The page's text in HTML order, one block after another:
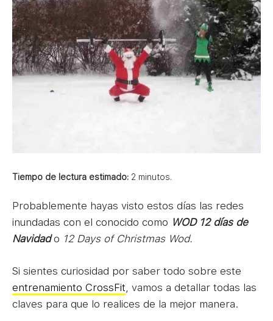
Tiempo de lectura estimado: 2 minutos.
Probablemente hayas visto estos días las redes
inundadas con el conocido como WOD 12 días de
Navidado 12 Days of Christmas Wod.
Si sientes curiosidad por saber todo sobre este
entrenamiento CrossFit, vamos a detallar todas las
claves para que lo realices de la mejor manera.